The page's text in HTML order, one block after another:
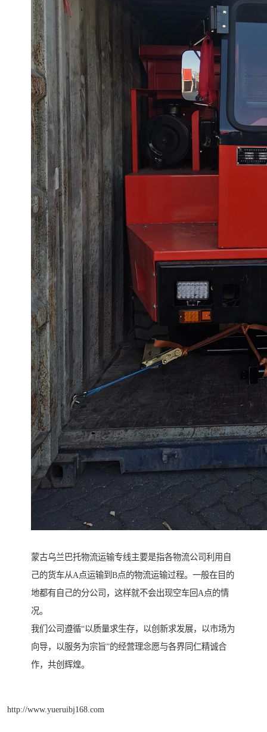
蒙古乌兰巴托物流运输专线主要是指各物流公司利用自
己的货车从A点运输到B点的物流运输过程。一般在目的
地都有自己的分公司，这样就不会出现空车回A点的情
况。
我们公司遵循“以质量求生存，以创新求发展，以市场为
向导，以服务为宗旨”的经营理念愿与各界同仁精诚合
作，共创辉煌。
http://www.yueruibj168.com